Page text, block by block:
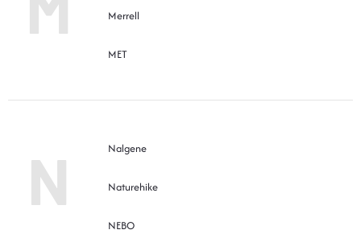
Merrell
MET
N Nalgene
Naturehike
NEBO